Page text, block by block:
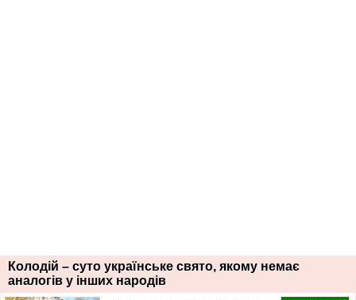
Колодій – суто українське свято, якому немає
аналогів у інших народів